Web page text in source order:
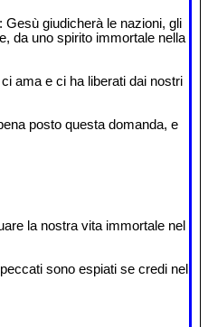
giudicherà le nazioni, gli
da uno spirito immortale nella
ama e ci ha liberati dai nostri
posto questa domanda, e
la nostra vita immortale nel
sono espiati se credi nel